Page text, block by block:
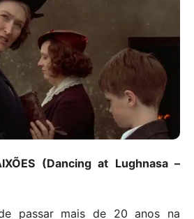
(Dancing at Lughnasa –
passar mais de 20 anos na